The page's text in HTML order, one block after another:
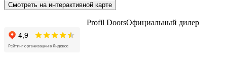
Смотреть на интерактивной карте
Profil DoorsОфициальный дилер